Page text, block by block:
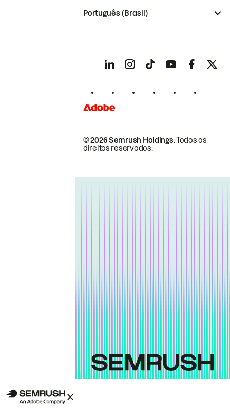
© 2026 Semrush Holdings.Todos os
direitos reservados.
Português (Brasil)